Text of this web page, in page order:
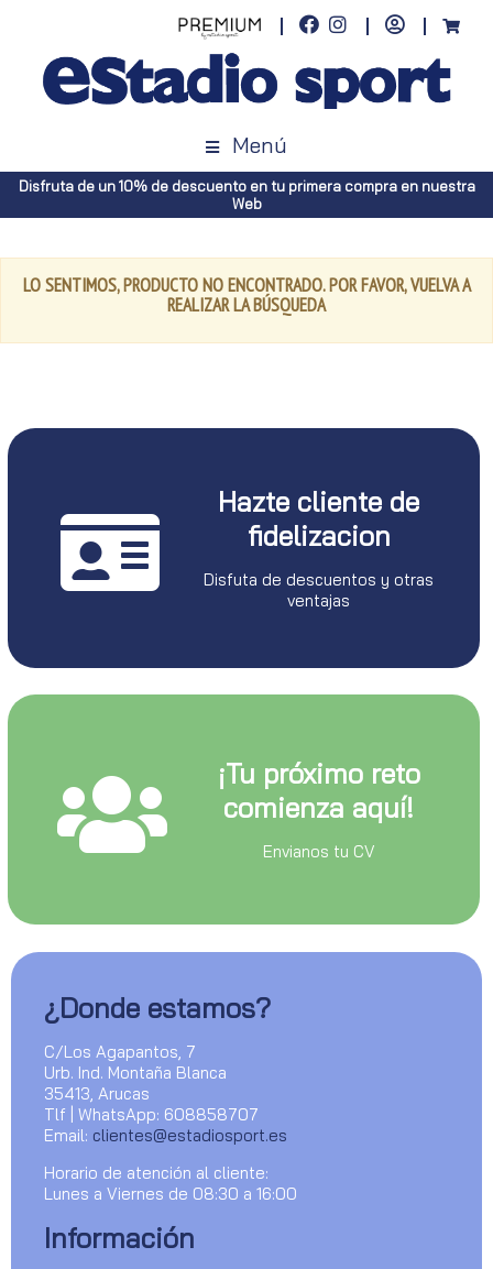
Menú
Disfruta de un 10% de descuento en tu primera compra en nuestra
Web
LO SENTIMOS, PRODUCTO NO ENCONTRADO. POR FAVOR, VUELVA A
REALIZAR LA BÚSQUEDA
Hazte cliente de
fidelizacion
Disfuta de descuentos y otras
ventajas
¡Tu próximo reto
comienza aquí!
Envianos tu CV
¿Donde estamos?
C/Los Agapantos, 7
Urb. Ind. Montaña Blanca
35413, Arucas
Tlf | WhatsApp: 608858707
Email: clientes@estadiosport.es
Horario de atención al cliente:
Lunes a Viernes de 08:30 a 16:00
Información